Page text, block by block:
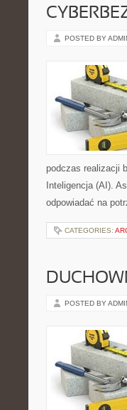
POSTED BY
podczas realizacji
Inteligencja (AI).
odpowiadać na
CATEGORIES:
POSTED BY